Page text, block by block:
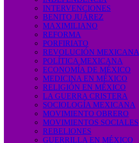
INTERVENCIONES
BENITO JUÁREZ
MAXIMILIANO
REFORMA
PORFIRIATO
REVOLUCIÓN MEXICANA
POLÍTICA MEXICANA
ECONOMÍA DE MÉXICO
MEDICINA EN MÉXICO
RELIGIÓN EN MÉXICO
LA GUERRA CRISTERA
SOCIOLOGÍA MEXICANA
MOVIMIENTO OBRERO
MOVIMIENTOS SOCIALES
REBELIONES
GUERRILLA EN MÉXICO